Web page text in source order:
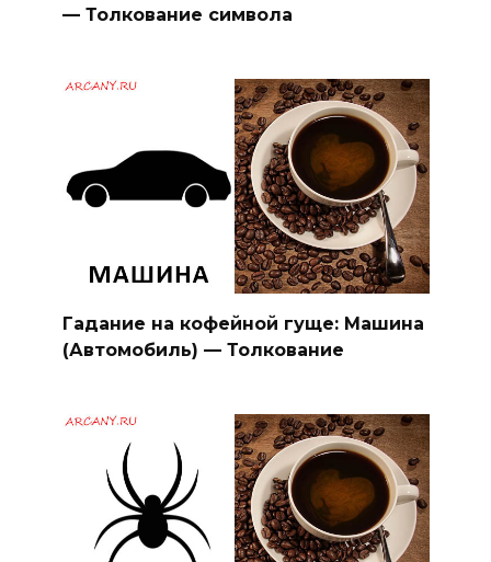
— Толкование символа
Гадание на кофейной гуще: Машина
(Автомобиль) — Толкование